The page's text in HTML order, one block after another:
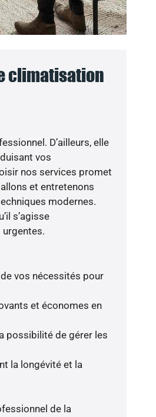
climatisation
D’ailleurs, elle
vos
nos services promet
et entretenons
modernes.
s’agisse
urgentes.
vos nécessités pour
et économes en
possibilité de gérer les
la longévité et la
de la